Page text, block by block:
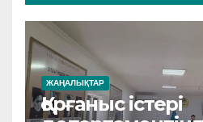
ЖАҢАЛЫҚТАР
Қорғаныс істері